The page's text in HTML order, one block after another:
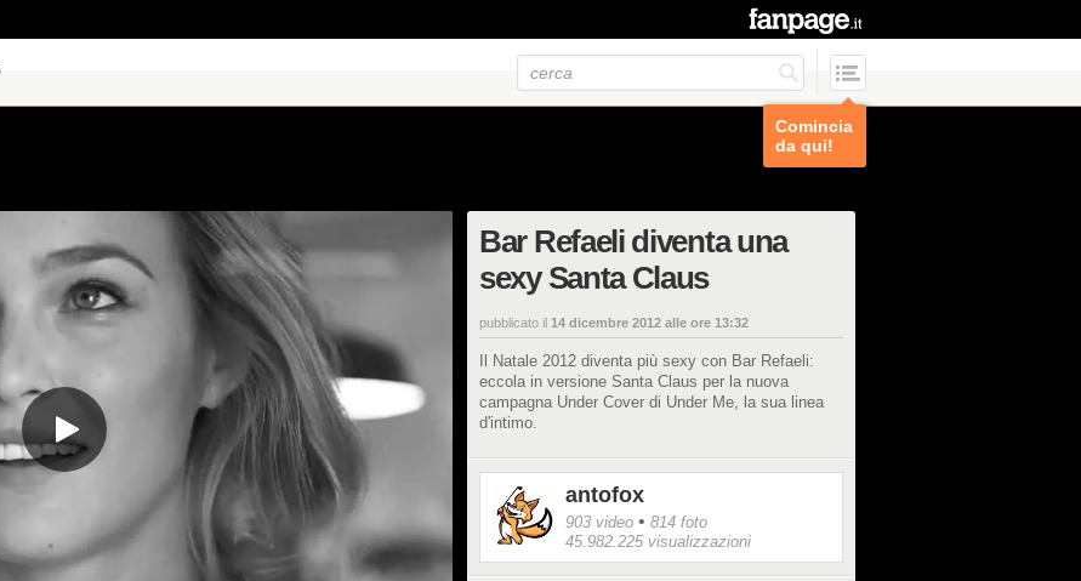
Comincia
da qui!
Bar Refaeli diventa una
sexy Santa Claus
pubblicato il 14 dicembre 2012 alle ore 13:32
Il Natale 2012 diventa più sexy con Bar Refaeli:
eccola in versione Santa Claus per la nuova
campagna Under Cover di Under Me, la sua linea
d'intimo.
antofox
903 video • 814 foto
45.982.225 visualizzazioni